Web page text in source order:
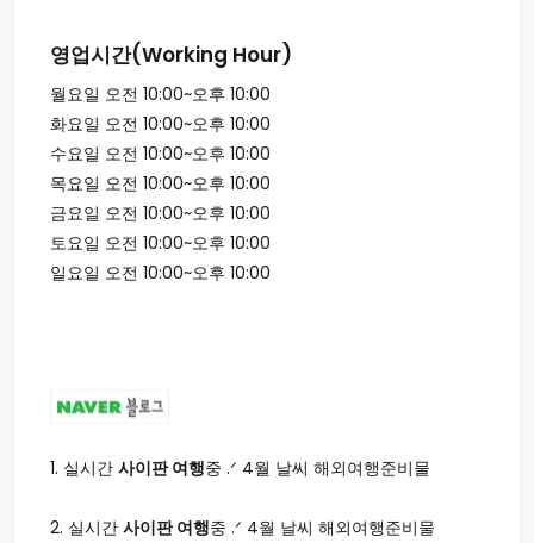
영업시간(Working Hour)
월요일 오전 10:00~오후 10:00
화요일 오전 10:00~오후 10:00
수요일 오전 10:00~오후 10:00
목요일 오전 10:00~오후 10:00
금요일 오전 10:00~오후 10:00
토요일 오전 10:00~오후 10:00
일요일 오전 10:00~오후 10:00
1. 실시간 사이판 여행중 .ᐟ 4월 날씨 해외여행준비물
2. 실시간 사이판 여행중 .ᐟ 4월 날씨 해외여행준비물